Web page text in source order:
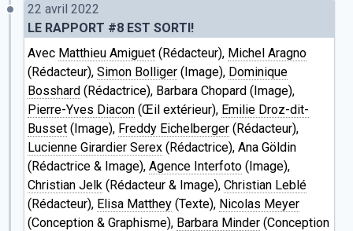
22 avril 2022
LE RAPPORT #8 EST SORTI!
Avec Matthieu Amiguet (Rédacteur), Michel Aragno
(Rédacteur), Simon Bolliger (Image), Dominique
Bosshard (Rédactrice), Barbara Chopard (Image),
Pierre-Yves Diacon (Œil extérieur), Emilie Droz-dit-
Busset (Image), Freddy Eichelberger (Rédacteur),
Lucienne Girardier Serex (Rédactrice), Ana Göldin
(Rédactrice & Image), Agence Interfoto (Image),
Christian Jelk (Rédacteur & Image), Christian Leblé
(Rédacteur), Elisa Matthey (Texte), Nicolas Meyer
(Conception & Graphisme), Barbara Minder (Conception